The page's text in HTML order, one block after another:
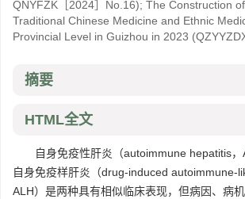
QNYFZK［2024］No.16); The Construction
Traditional Chinese Medicine and Ethnic
Provincial Level in Guizhou in 2023
摘要
HTML全文
自身免疫性肝炎（autoimmune hepatitis
自身免疫样肝炎（drug-induced autoimmune-
ALH）是两种具有相似临床表现，但病因、病